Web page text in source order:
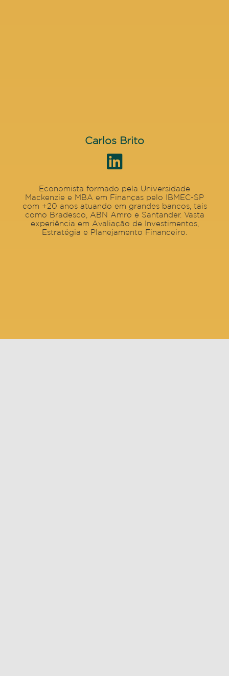
Carlos Brito
Economista formado pela Universidade
Mackenzie e MBA em Finanças pelo IBMEC-SP
com +20 anos atuando em grandes bancos, tais
como Bradesco, ABN Amro e Santander. Vasta
experiência em Avaliação de Investimentos,
Estratégia e Planejamento Financeiro.